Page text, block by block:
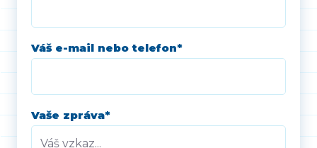
Váš e-mail nebo telefon*
Vaše zpráva*